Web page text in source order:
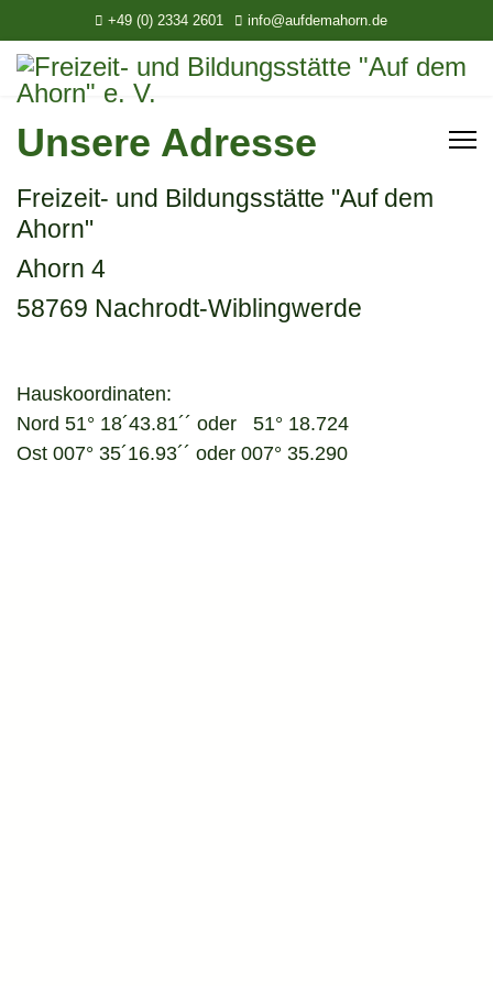
+49 (0) 2334 2601 info@aufdemahorn.de
Unsere Adresse
Freizeit- und Bildungsstätte "Auf dem
Ahorn"
Ahorn 4
58769 Nachrodt-Wiblingwerde
Hauskoordinaten:
Nord 51° 18´43.81´´ oder 51° 18.724
Ost 007° 35´16.93´´ oder 007° 35.290